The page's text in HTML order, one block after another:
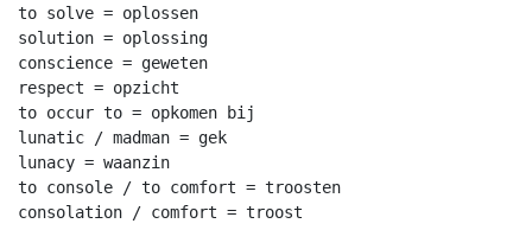
to solve = oplossen
solution = oplossing
conscience = geweten
respect = opzicht
to occur to = opkomen bij
lunatic / madman = gek
lunacy = waanzin
to console / to comfort = troosten
consolation / comfort = troost